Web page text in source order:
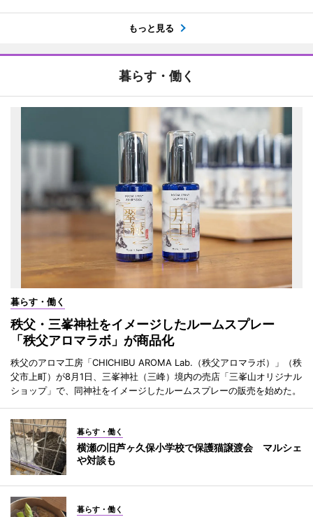
もっと見る
暮らす・働く
暮らす・働く
秩父・三峯神社をイメージしたルームスプレー
「秩父アロマラボ」が商品化
秩父のアロマ工房「CHICHIBU AROMA Lab.（秩父アロマラボ）」（秩
父市上町）が8月1日、三峯神社（三峰）境内の売店「三峯山オリジナル
ショップ」で、同神社をイメージしたルームスプレーの販売を始めた。
暮らす・働く
横瀬の旧芦ヶ久保小学校で保護猫譲渡会 マルシェ
や対談も
暮らす・働く